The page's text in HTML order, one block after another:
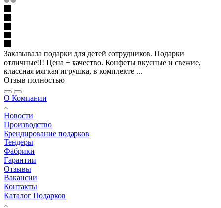
Заказывала подарки для детей сотрудников. Подарки
отличные!!! Цена + качество. Конфеты вкусные и свежие,
классная мягкая игрушка, в комплекте ...
Отзыв полностью
О Компании
Новости
Производство
Брендирование подарков
Тендеры
Фабрики
Гарантии
Отзывы
Вакансии
Контакты
Каталог Подарков